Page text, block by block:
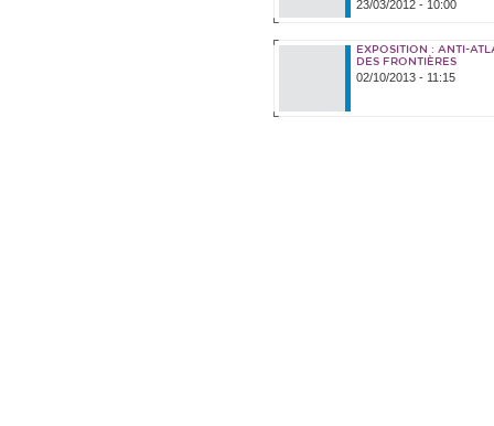
23/03/2012 - 10:00
EXPOSITION : ANTI-
DES FRONTIÈRES
02/10/2013 - 11:15